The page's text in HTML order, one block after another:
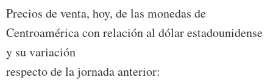
Precios de venta, hoy, de las monedas de
Centroamérica con relación al dólar estadounidense
y su variación
respecto de la jornada anterior: